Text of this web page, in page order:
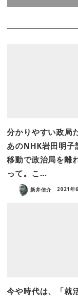
分かりやすい政局
あのNHK岩田明子
移動で政治局を離
って。こ…
新井信介 2021年
今や時代は、「就